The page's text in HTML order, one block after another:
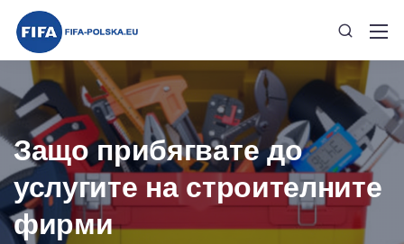
Защо прибягвате до
услугите на строителните
фирми